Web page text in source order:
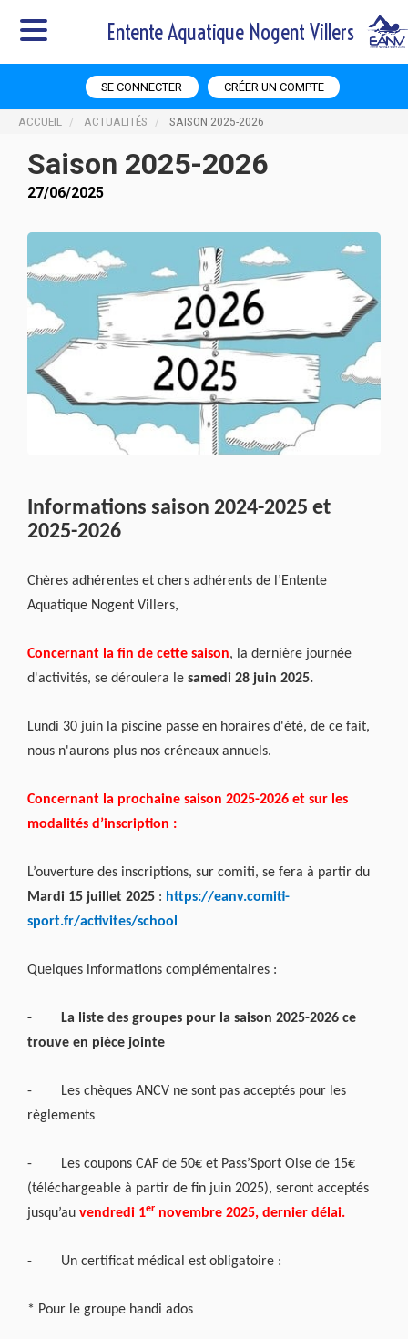
Entente Aquatique Nogent Villers
SE CONNECTER CRÉER UN COMPTE
ACCUEIL ACTUALITÉS SAISON 2025-2026
Saison 2025-2026
27/06/2025
Informations saison 2024-2025 et
2025-2026
Chères adhérentes et chers adhérents de l’Entente
Aquatique Nogent Villers,
Concernant la fin de cette saison, la dernière journée
d'activités, se déroulera le samedi 28 juin 2025.
Lundi 30 juin la piscine passe en horaires d'été, de ce fait,
nous n'aurons plus nos créneaux annuels.
Concernant la prochaine saison 2025-2026 et sur les
modalités d’inscription :
L’ouverture des inscriptions, sur comiti, se fera à partir du
Mardi 15 juillet 2025 : https://eanv.comiti-
sport.fr/activites/school
Quelques informations complémentaires :
-
La liste des groupes pour la saison 2025-2026 ce
trouve en pièce jointe
-
Les chèques ANCV ne sont pas acceptés pour les
règlements
-
Les coupons CAF de 50€ et Pass’Sport Oise de 15€
(téléchargeable à partir de fin juin 2025), seront acceptés
jusqu’au vendredi 1er novembre 2025, dernier délai.
- Un certificat médical est obligatoire :
* Pour le groupe handi ados